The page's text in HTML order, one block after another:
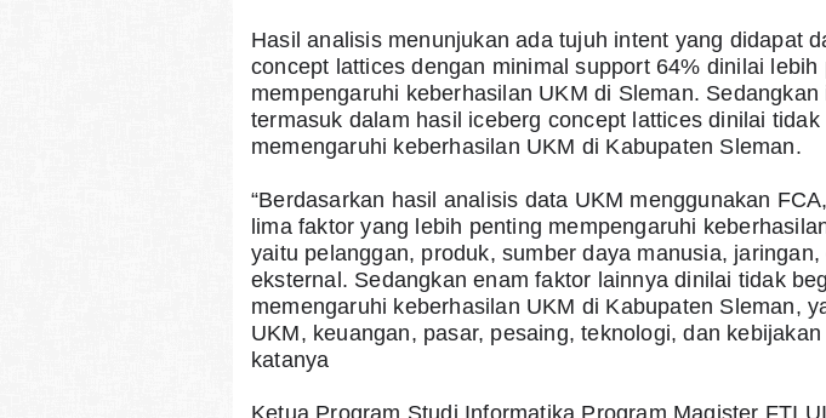
Hasil analisis menunjukan ada tujuh intent yang didapat
concept lattices dengan minimal support 64% dinilai lebih
mempengaruhi keberhasilan UKM di Sleman.
termasuk dalam hasil iceberg concept lattices dinilai
memengaruhi keberhasilan UKM di Kabupaten Sleman.
“Berdasarkan hasil analisis data UKM menggunakan
lima faktor yang lebih penting mempengaruhi
yaitu pelanggan, produk, sumber daya manusia, jaringan,
eksternal. Sedangkan enam faktor lainnya dinilai tidak
memengaruhi keberhasilan UKM di Kabupaten Sleman,
UKM, keuangan, pasar, pesaing, teknologi, dan kebijakan
katanya
Ketua Program Studi Informatika Program Magister FTI